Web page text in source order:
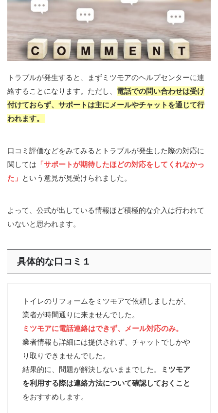
トラブルが発生すると、まずミツモアのヘルプセンターに連
絡することになります。ただし、 電話での問い合わせは受け
付けておらず、サポートは主にメールやチャットを通じて行
われます。
口コミ評価などをみてみるとトラブルが発生した際の対応に
関しては 「サポートが期待したほどの対応をしてくれなかっ
た」 という意見が見受けられました。
よって、公式が出している情報ほど積極的な介入は行われて
いないと思われます。
具体的な口コミ １
トイレのリフォームをミツモアで依頼しましたが、
業者が時間通りに来ませんでした。
ミツモアに電話連絡はできず、メール対応のみ。
業者情報も詳細には提供されず、チャットでしかや
り取りできませんでした。
結果的に、問題が解決しないままでした。
ミツモア
を利用する際は連絡方法について確認しておくこと
をおすすめします。